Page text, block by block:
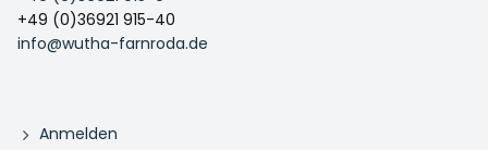
+49 (0)36921 915-40
info@wutha-farnroda.de
Anmelden